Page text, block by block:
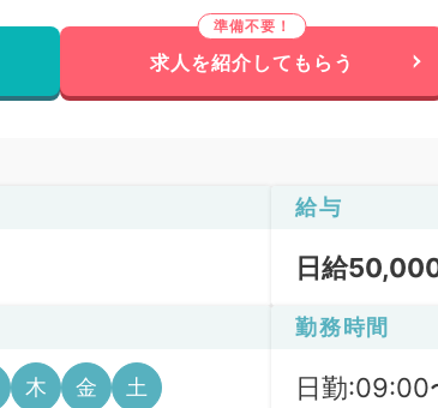
求人を紹介してもらう
給与
日給
木 金 土
勤務時間
日勤:09:00